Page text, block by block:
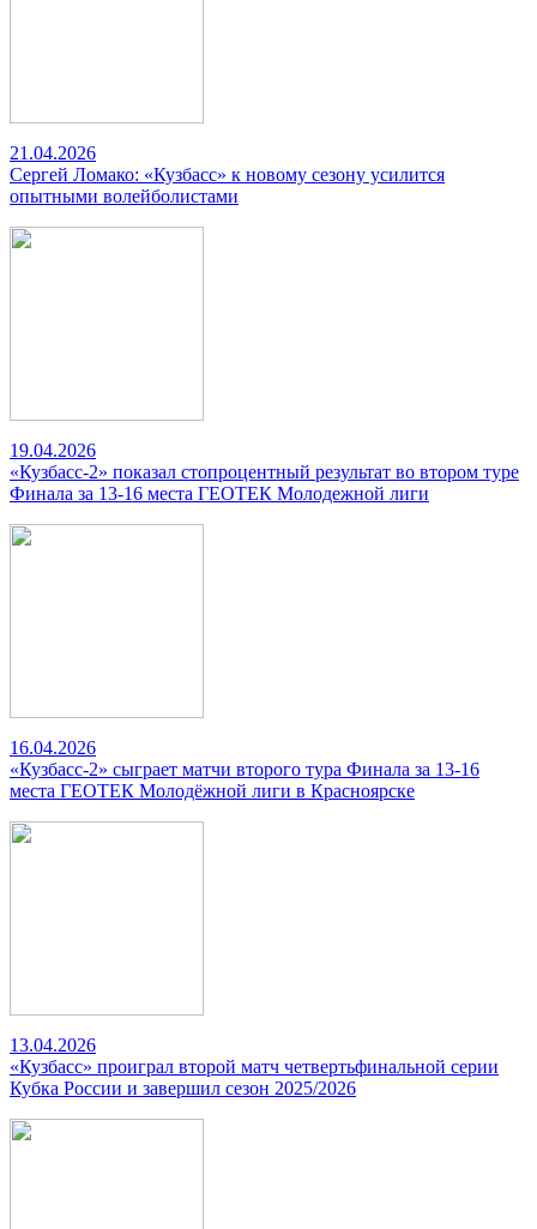
21.04.2026
Сергей Ломако: «Кузбасс» к новому сезону усилится
опытными волейболистами
19.04.2026
«Кузбасс-2» показал стопроцентный результат во втором туре
Финала за 13-16 места ГЕОТЕК Молодежной лиги
16.04.2026
«Кузбасс-2» сыграет матчи второго тура Финала за 13-16
места ГЕОТЕК Молодёжной лиги в Красноярске
13.04.2026
«Кузбасс» проиграл второй матч четвертьфинальной серии
Кубка России и завершил сезон 2025/2026